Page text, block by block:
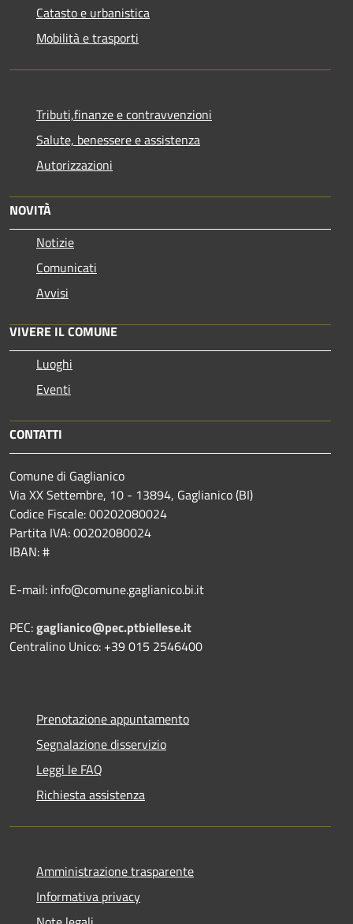
Catasto e urbanistica
Mobilità e trasporti
Tributi,finanze e contravvenzioni
Salute, benessere e assistenza
Autorizzazioni
NOVITÀ
Notizie
Comunicati
Avvisi
VIVERE IL COMUNE
Luoghi
Eventi
CONTATTI
Comune di Gaglianico
Via XX Settembre, 10 - 13894, Gaglianico (BI)
Codice Fiscale: 00202080024
Partita IVA: 00202080024
IBAN: #
E-mail: info@comune.gaglianico.bi.it
PEC:gaglianico@pec.ptbiellese.it
Centralino Unico: +39 015 2546400
Prenotazione appuntamento
Segnalazione disservizio
Leggi le FAQ
Richiesta assistenza
Amministrazione trasparente
Informativa privacy